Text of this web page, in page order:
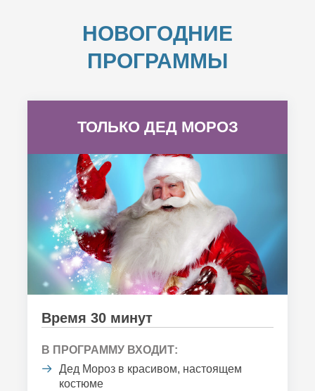
НОВОГОДНИЕ
ПРОГРАММЫ
ТОЛЬКО ДЕД МОРОЗ
Время 30 минут
В ПРОГРАММУ ВХОДИТ:
Дед Мороз в красивом, настоящем
костюме